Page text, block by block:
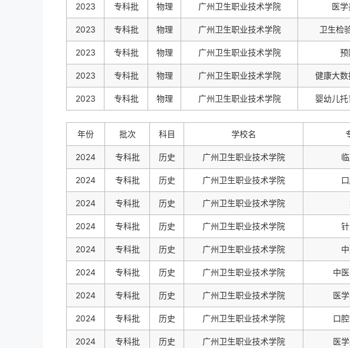
2023 专科批 物理 广州卫生职业技术学院 医
2023 专科批 物理 广州卫生职业技术学院 卫生检
2023 专科批 物理 广州卫生职业技术学院 预
2023 专科批 物理 广州卫生职业技术学院 健康大
2023 专科批 物理 广州卫生职业技术学院 婴幼儿
年份 批次 科目 学校名
2024 专科批 历史 广州卫生职业技术学院
2024 专科批 历史 广州卫生职业技术学院
2024 专科批 历史 广州卫生职业技术学院
2024 专科批 历史 广州卫生职业技术学院
2024 专科批 历史 广州卫生职业技术学院
2024 专科批 历史 广州卫生职业技术学院 中
2024 专科批 历史 广州卫生职业技术学院 医
2024 专科批 历史 广州卫生职业技术学院 口
2024 专科批 历史 广州卫生职业技术学院 医